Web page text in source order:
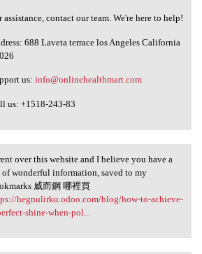
assistance, contact our team. We're here to help!
688 Laveta terrace los Angeles California
us: info@onlinehealthmart.com
us: +1518-243-83
over this website and
over this website and I believe you have a
wonderful information, saved to my
威而鋼 哪裡買
hegnulirku.odoo.com/blog/how-to-achieve-
shine-when-pol...